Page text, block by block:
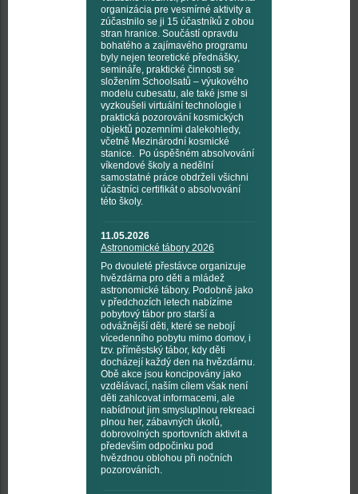
organizácia pre vesmírné aktivity a
zúčastnilo se ji 15 účastníků z obou
stran hranice. Součástí opravdu
bohatého a zajímavého programu
byly nejen teoretické přednášky,
semináře, praktické činnosti se
složením Schoolsatů – výukového
modelu cubesatu, ale také jsme si
vyzkoušeli virtuální technologie i
praktická pozorování kosmických
objektů pozemními dalekohledy,
včetně Mezinárodní kosmické
stanice. Po úspěšném absolvování
víkendové školy a nedělní
samostatné práce obdrželi všichni
účastníci certifikát o absolvování
této školy.
11.05.2026
Astronomické tábory 2026
Po dvouleté přestávce organizuje
hvězdárna pro děti a mládež
astronomické tábory. Podobně jako
v předchozích letech nabízíme
pobytový tábor pro starší a
odvážnější děti, které se nebojí
vícedenního pobytu mimo domov, i
tzv. příměstský tábor, kdy děti
docházejí každý den na hvězdárnu.
Obě akce jsou koncipovány jako
vzdělávací, naším cílem však není
děti zahlcovat informacemi, ale
nabídnout jim smysluplnou rekreaci
plnou her, zábavných úkolů,
dobrovolných sportovních aktivit a
především odpočinku pod
hvězdnou oblohou při nočních
pozorováních.